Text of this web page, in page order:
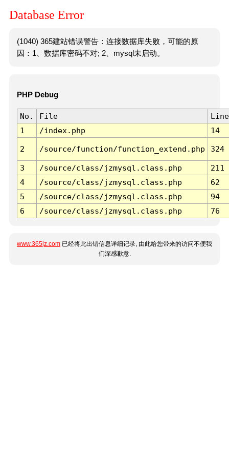
Database Error
(1040) 365建站错误警告：连接数据库失败，可能的原
因：1、数据库密码不对; 2、mysql未启动。
PHP Debug
No. File
Line
1
/index.php 14
2 /source/function/function_extend.php 324
3 /source/class/jzmysql.class.php
211
4
/source/class/jzmysql.class.php
62
5
/source/class/jzmysql.class.php
94
6
/source/class/jzmysql.class.php 76
www.365jz.com 已经将此出错信息详细记录, 由此给您带来的访问不便我
们深感歉意.